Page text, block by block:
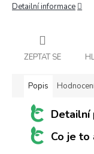
Detailní informace
ZEPTAT SE
Popis
Detailní
Co je to